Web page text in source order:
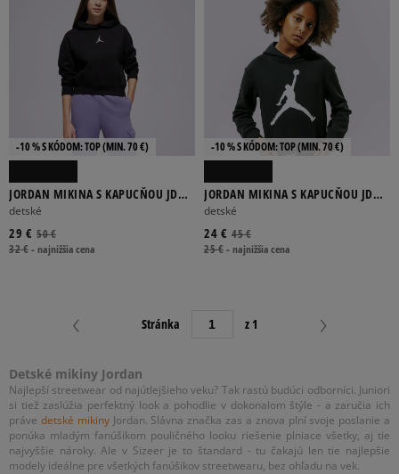
Detské mikiny Jordan
Najlepší streetwear od najútlejšieho veku? Tak rastú budúci odborníci. Juniori
si tiež zaslúžia perfektný look a pohodlie v dokonalom štýle - a zaručia ich
práve detské mikinyJordan. Slávna značka zas a znova plní svoje poslanie a
ponúka mladým fanúšikom pouličného looku riešenie plniace všetky, aj tie
najvyššie nároky. Ale v Sizeer je to štandard - tu čakajú len tie najlepšie
modely ideálne pre všetkých fanúšikov streetwearu, bez ohľadu na vek.
-10 % S KÓDOM: TOP (MIN. 70 €)
JORDAN MIKINA S KAPUCŇOU JDG
ICON PLAY U
detské
50 €
29 €
32 €-najnižšia cena
-10 % S KÓDOM: TOP (MIN. 70 €)
JORDAN MIKINA S KAPUCŇOU JDG
JUMPMAN CORE PO GIRL
detské
45 €
24 €
25 €-najnižšia cena
Stránka z 1